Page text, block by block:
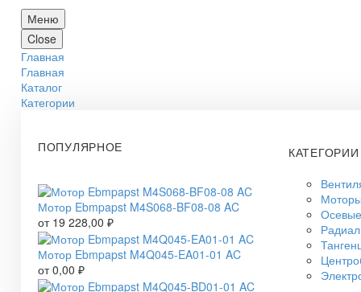
Меню
Close
Главная
Главная
Каталог
Категории
ПОПУЛЯРНОЕ
Мотор Ebmpapst M4S068-BF08-08 AC
от 19 228,00 ₽
Мотор Ebmpapst M4Q045-EA01-01 AC
от0,00 ₽
КАТЕГОРИИ